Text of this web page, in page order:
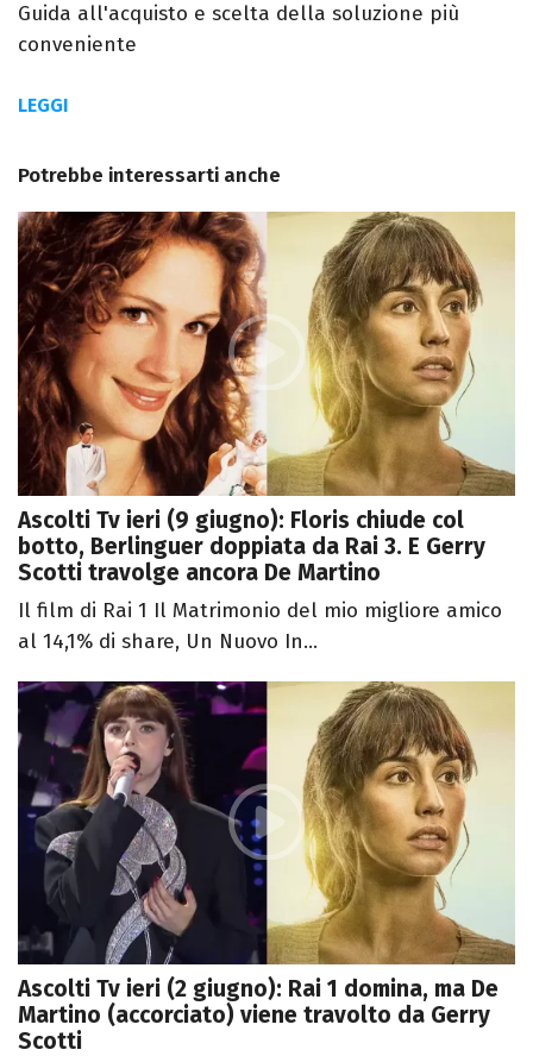
Guida all'acquisto e scelta della soluzione più
conveniente
LEGGI
Potrebbe interessarti anche
Ascolti Tv ieri (9 giugno): Floris chiude col
botto, Berlinguer doppiata da Rai 3. E Gerry
Scotti travolge ancora De Martino
Il film di Rai 1 Il Matrimonio del mio migliore amico
al 14,1% di share, Un Nuovo In...
Ascolti Tv ieri (2 giugno): Rai 1 domina, ma De
Martino (accorciato) viene travolto da Gerry
Scotti